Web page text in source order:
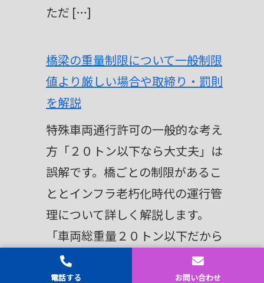
電話する お問い合わせ
ただ […]
橋梁の重量制限について一般制限
値より厳しい場合や取締り・罰則
を解説
特殊車両通行許可の一般的な考え
方「２０トン以下なら大丈夫」は
誤解です。橋ごとの制限があるこ
ととインフラ老朽化時代の運行管
理について詳しく解説します。
「車両総重量２０トン以下だから
問題ない」とか「特車許可を取っ
ていればど […]
トップ サイドバー